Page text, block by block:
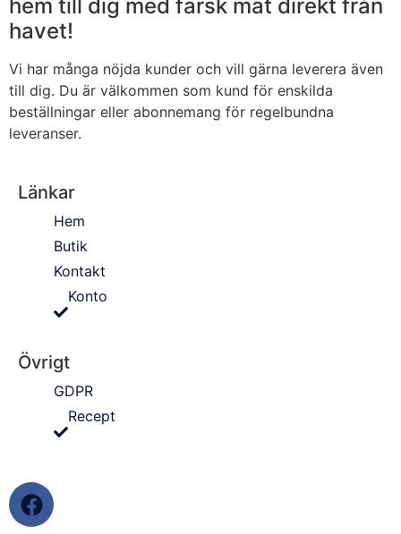
hem till dig med färsk mat direkt från
havet!
Vi har många nöjda kunder och vill gärna leverera även
till dig. Du är välkommen som kund för enskilda
beställningar eller abonnemang för regelbundna
leveranser.
Länkar
Hem
Butik
Kontakt
Konto
Övrigt
GDPR
Recept